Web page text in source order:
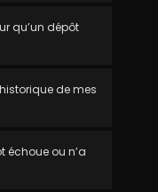
qu’un dépôt
de mes
échoue ou n’a